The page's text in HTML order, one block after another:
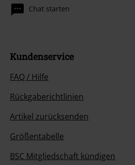
Chat starten
Kundenservice
FAQ / Hilfe
Rückgaberichtlinien
Artikel zurücksenden
Größentabelle
BSC Mitgliedschaft kündigen